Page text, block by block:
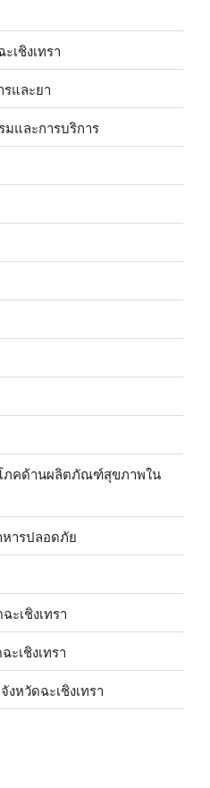
เชิงเทรา
และยา
และการบริการ
โภคด้านผลิตภัณฑ์สุขภาพใน
ารปลอดภัย
เชิงเทรา
ะเชิงเทรา
หวัดฉะเชิงเทรา